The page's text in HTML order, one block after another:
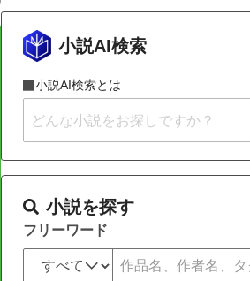
小説AI検索
小説AI検索とは
小説を探す
フリーワード